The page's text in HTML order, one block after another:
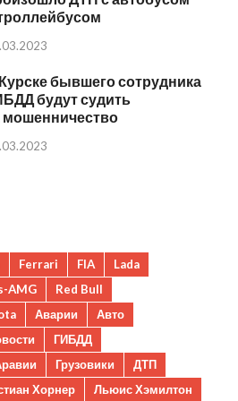
бывшего сотрудника
будут судить
мошенничество
Ferrari FIA
Lada
AMG
Red Bull
Аварии
Авто
ГИБДД
Грузовики
ДТП
Хорнер Льюис Хэмилтон